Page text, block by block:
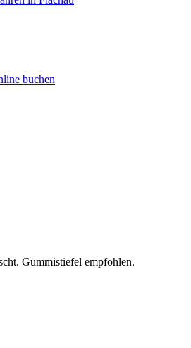
buchen
Gummistiefel empfohlen.